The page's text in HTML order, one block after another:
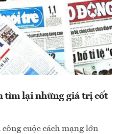
tìm lại những giá trị cốt
cuộc cách mạng lớn